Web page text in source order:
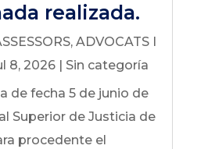
realizada.
ADVOCATS I
8, 2026| Sin categoría
de fecha 5 de junio de
Superior de Justicia de
procedente el